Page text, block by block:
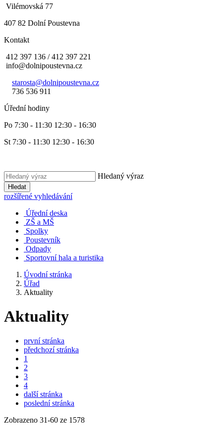
Vilémovská 77
407 82 Dolní Poustevna
Kontakt
412 397 136 / 412 397 221
info@dolnipoustevna.cz
starosta@dolnipoustevna.cz
736 536 911
Úřední hodiny
Po 7:30 - 11:30 12:30 - 16:30
St 7:30 - 11:30 12:30 - 16:30
Hledaný výraz
Hledat
rozšířené vyhledávání
Úřední deska
ZŠ a MŠ
Spolky
Poustevník
Odpady
Sportovní hala a turistika
Úvodní stránka
Úřad
Aktuality
Aktuality
první stránka
předchozí stránka
1
2
3
4
další stránka
poslední stránka
Zobrazeno 31-60 ze 1578